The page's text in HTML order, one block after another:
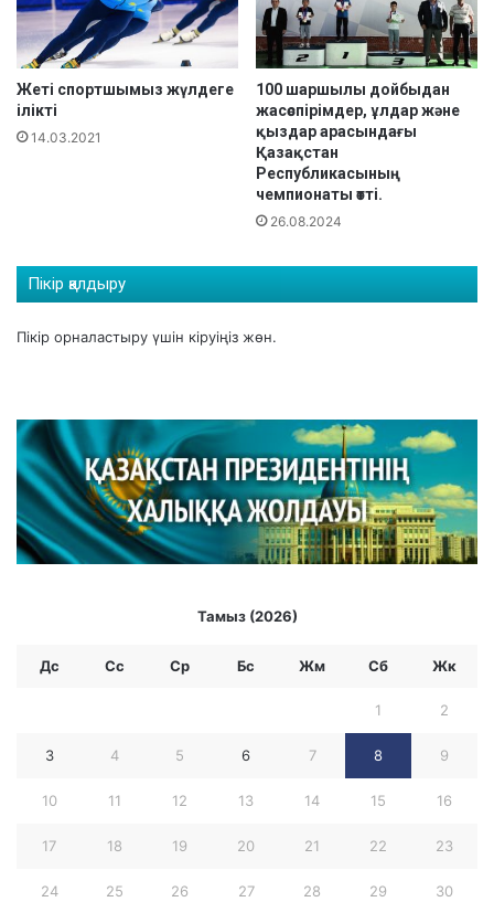
К
у
б
о
г
ы
я
ч
е
м
п
и
я
т
ы
Жеті спортшымыз жүлдеге
ілікті
14.03.2021
100 шаршылы дойбыдан
жасөспірімдер, ұлдар және
қыздар арасындағы
Қазақстан
Республикасының
чемпионаты өтті.
26.08.2024
Пікір қалдыру
Пікір орналастыру үшін кіруіңіз жөн.
Тамыз (2026)
Дс Сс Ср Бc Жм Сб Жк
1 2
3 4 5 6 7 8 9
10 11 12 13 14 15 16
17 18 19 20 21 22 23
24 25 26 27 28 29 30